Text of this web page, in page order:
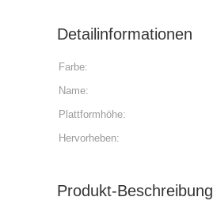
Detailinformationen
Farbe:
Name:
Plattformhöhe:
Hervorheben:
Produkt-Beschreibung